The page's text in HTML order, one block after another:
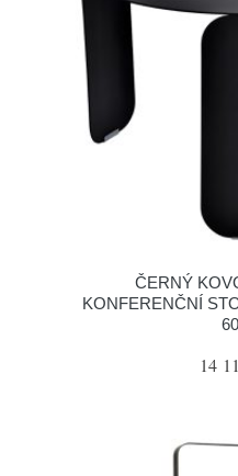
ČERNÝ
KONFERENČNÍ
14